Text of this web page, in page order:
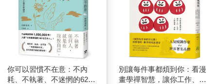
的最後一段路。臨終時，無常堂會敲響鐘聲，所有修行僧聽到這
個鐘聲，就好像聽到了「這個世間的一切都在持續變化」的教
「諸行無常」是佛教的基本思想之一。
諸行無常教導我們，「這個世間包羅萬象的一切，隨時都在變
化，所以不要受到事物變化的影響」。
即使想要維持二十歲的外表、體力和健康，也不可能做到。每個
人都時時刻刻變化，即使覺得昨天和今天一樣，但其實今天比昨
你可以習慣不在意：不內
耗、不執著、不迷惘的62個
別讓每件事都煩到你：看漫
畫學禪智慧，讓你工作、生